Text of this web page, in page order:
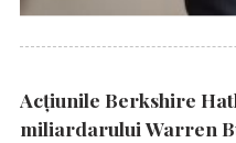
Acțiunile Berkshire
miliardarului Warren